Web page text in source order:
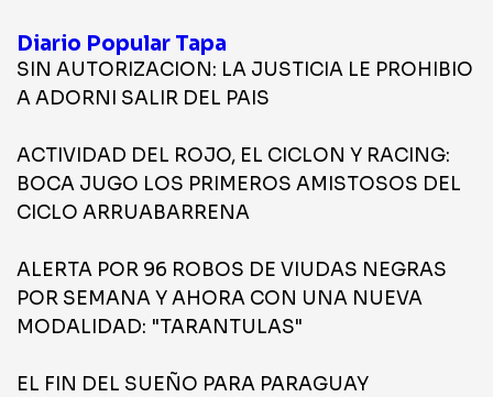
Diario Popular Tapa
SIN AUTORIZACION: LA JUSTICIA LE PROHIBIO
A ADORNI SALIR DEL PAIS
ACTIVIDAD DEL ROJO, EL CICLON Y RACING:
BOCA JUGO LOS PRIMEROS AMISTOSOS DEL
CICLO ARRUABARRENA
ALERTA POR 96 ROBOS DE VIUDAS NEGRAS
POR SEMANA Y AHORA CON UNA NUEVA
MODALIDAD: "TARANTULAS"
EL FIN DEL SUEÑO PARA PARAGUAY